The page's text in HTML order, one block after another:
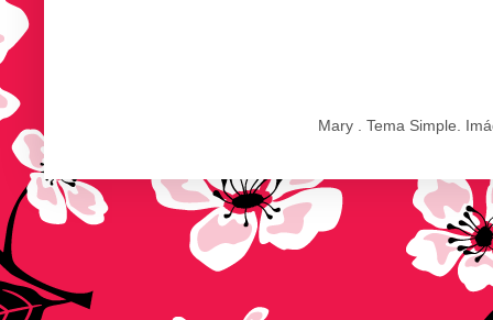
Mary . Tema Simple.